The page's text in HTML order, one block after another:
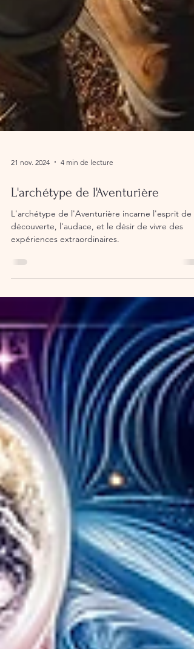
21 nov. 2024 4 min de lecture
L'archétype de l'Aventurière
L'archétype de l'Aventurière incarne l'esprit de
expériences extraordinaires.